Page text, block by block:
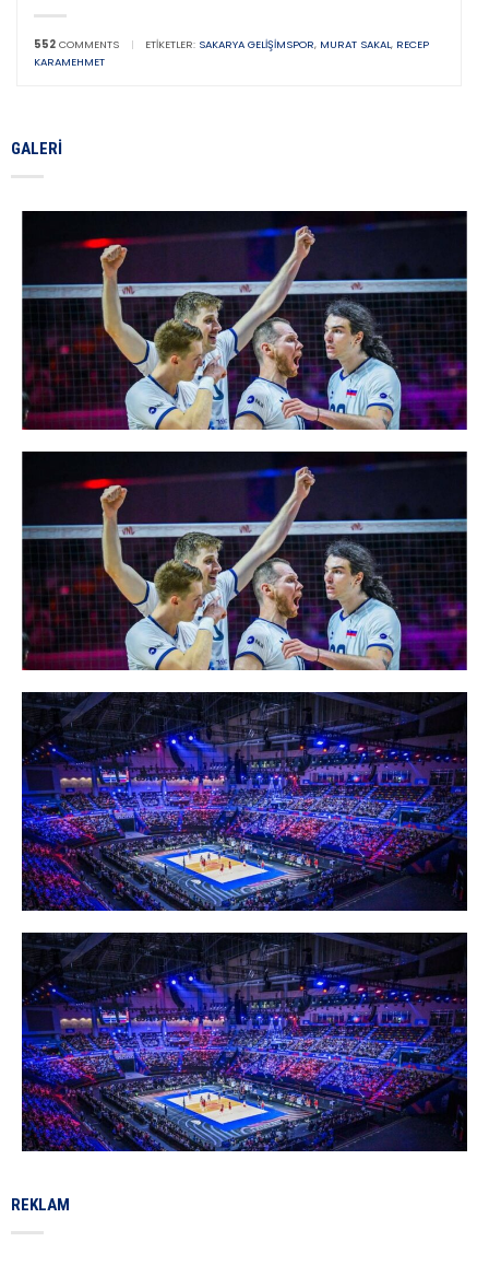
552 COMMENTS | ETIKETLER: SAKARYA GELIŞIMSPOR, MURAT SAKAL, RECEP
KARAMEHMET
GALERI
REKLAM